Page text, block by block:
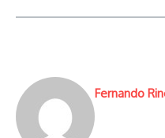
Fernando